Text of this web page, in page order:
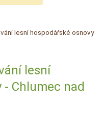
lesní hospodářské osnovy
lesní
- Chlumec nad